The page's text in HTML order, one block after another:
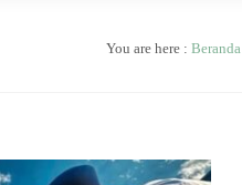
You are here : Beranda